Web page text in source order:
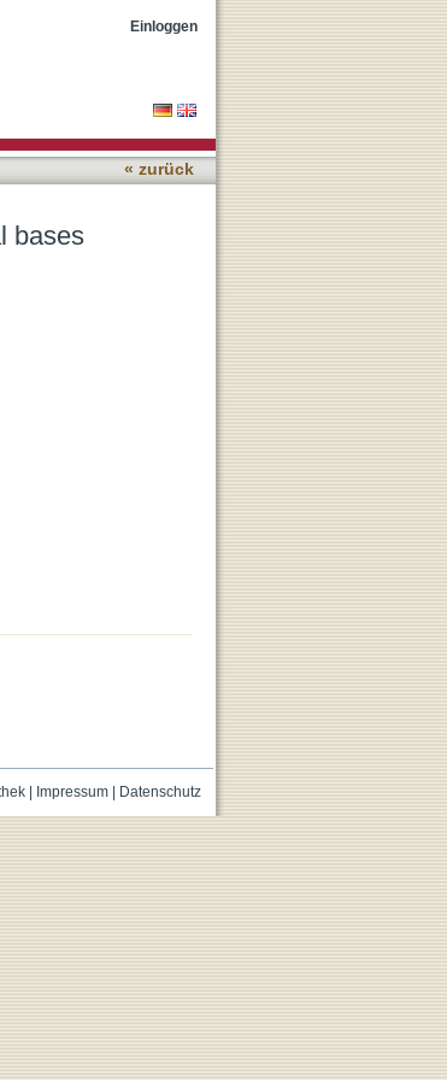
Einloggen
« zurück
bases
| Impressum| Datenschutz